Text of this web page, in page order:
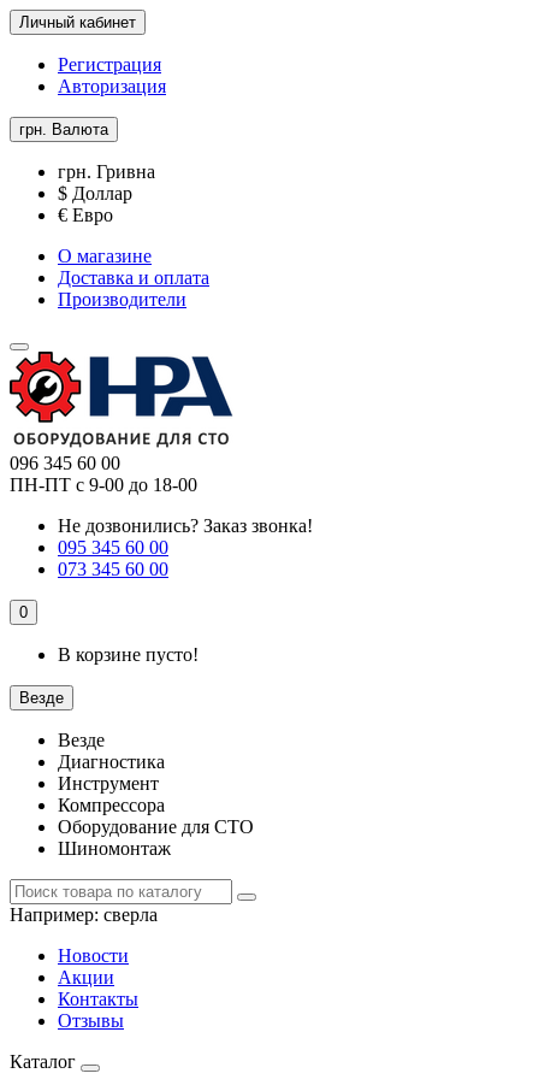
Личный кабинет
Регистрация
Авторизация
грн. Валюта
грн. Гривна
$ Доллар
€ Евро
О магазине
Доставка и оплата
Производители
096 345 60 00
ПН-ПТ с 9-00 до 18-00
Не дозвонились? Заказ звонка!
095 345 60 00
073 345 60 00
0
В корзине пусто!
Везде
Везде
Диагностика
Инструмент
Компрессора
Оборудование для СТО
Шиномонтаж
Например: сверла
Новости
Акции
Контакты
Отзывы
Каталог